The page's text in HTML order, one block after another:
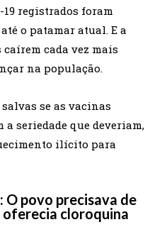
19 registrados foram
o patamar atual. E a
cada vez mais
na população.
se as vacinas
seriedade que deveriam,
ilícito para
O povo precisava de
oferecia cloroquina